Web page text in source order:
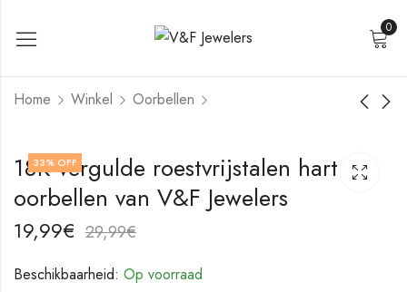
0
Home Winkel Oorbellen
Roestvrijstalen
oorbellen van V&F
Jewelers
17,99
18K vergulde
roestvrijstalen
oorbellen van V&F
Jewelers
17,99
33% OFF
18K vergulde roestvrijstalen hart
oorbellen van V&F Jewelers
19,99€ 29,99€
Beschikbaarheid: Op voorraad